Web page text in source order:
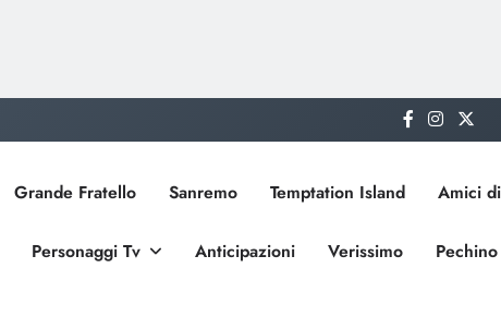
Grande Fratello Sanremo Temptation Island Amici
Personaggi Tv Anticipazioni Verissimo